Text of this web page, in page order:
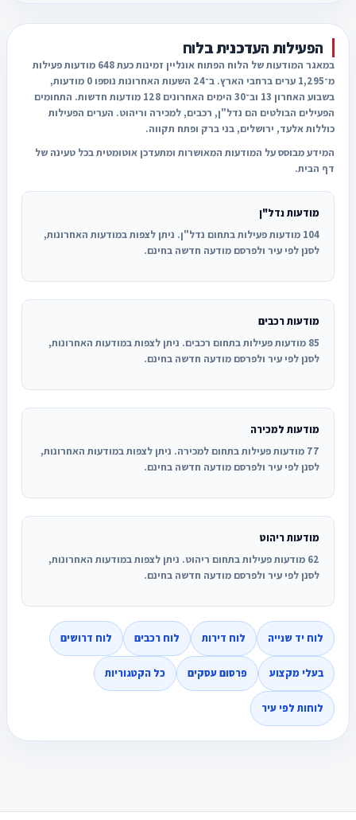
הפעילות העדכנית בלוח
במאגר המודעות של הלוח הפתוח אונליין זמינות כעת 648 מודעות פעילות
מ־1,295 ערים ברחבי הארץ. ב־24 השעות האחרונות נוספו 0 מודעות,
בשבוע האחרון 13 וב־30 הימים האחרונים 128 מודעות חדשות. התחומים
הפעילים הבולטים הם נדל"ן, רכבים, למכירה וריהוט. הערים הפעילות
כוללות אלעד, ירושלים, בני ברק ופתח תקווה.
המידע מבוסס על המודעות המאושרות ומתעדכן אוטומטית בכל טעינה של
דף הבית.
מודעות נדל"ן
104 מודעות פעילות בתחום נדל"ן. ניתן לצפות במודעות האחרונות,
לסנן לפי עיר ולפרסם מודעה חדשה בחינם.
מודעות רכבים
85 מודעות פעילות בתחום רכבים. ניתן לצפות במודעות האחרונות,
לסנן לפי עיר ולפרסם מודעה חדשה בחינם.
מודעות למכירה
77 מודעות פעילות בתחום למכירה. ניתן לצפות במודעות האחרונות,
לסנן לפי עיר ולפרסם מודעה חדשה בחינם.
מודעות ריהוט
62 מודעות פעילות בתחום ריהוט. ניתן לצפות במודעות האחרונות,
לסנן לפי עיר ולפרסם מודעה חדשה בחינם.
לוח יד שנייה לוח דירות לוח רכבים לוח דרושים
בעלי מקצוע פרסום עסקים כל הקטגוריות
לוחות לפי עיר